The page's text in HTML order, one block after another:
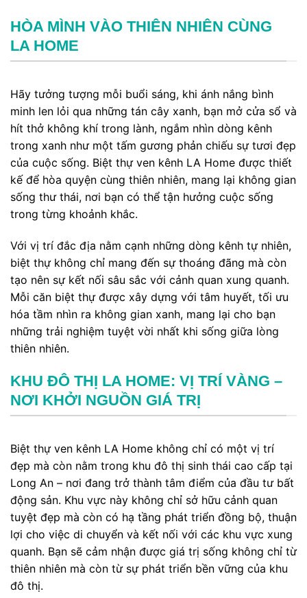
HÒA MÌNH VÀO THIÊN NHIÊN CÙNG
LA HOME
Hãy tưởng tượng mỗi buổi sáng, khi ánh nắng bình
minh len lỏi qua những tán cây xanh, bạn mở cửa sổ và
hít thở không khí trong lành, ngắm nhìn dòng kênh
trong xanh như một tấm gương phản chiếu sự tươi đẹp
của cuộc sống. Biệt thự ven kênh LA Home được thiết
kế để hòa quyện cùng thiên nhiên, mang lại không gian
sống thư thái, nơi bạn có thể tận hưởng cuộc sống
trong từng khoảnh khắc.
Với vị trí đắc địa nằm cạnh những dòng kênh tự nhiên,
biệt thự không chỉ mang đến sự thoáng đãng mà còn
tạo nên sự kết nối sâu sắc với cảnh quan xung quanh.
Mỗi căn biệt thự được xây dựng với tâm huyết, tối ưu
hóa tầm nhìn ra không gian xanh, mang lại cho bạn
những trải nghiệm tuyệt vời nhất khi sống giữa lòng
thiên nhiên.
KHU ĐÔ THỊ LA HOME: VỊ TRÍ VÀNG –
NƠI KHỞI NGUỒN GIÁ TRỊ
Biệt thự ven kênh LA Home không chỉ có một vị trí
đẹp mà còn nằm trong khu đô thị sinh thái cao cấp tại
Long An – nơi đang trở thành tâm điểm của đầu tư bất
động sản. Khu vực này không chỉ sở hữu cảnh quan
tuyệt đẹp mà còn có hạ tầng phát triển đồng bộ, thuận
lợi cho việc di chuyển và kết nối với các khu vực xung
quanh. Bạn sẽ cảm nhận được giá trị sống không chỉ từ
thiên nhiên mà còn từ sự phát triển bền vững của khu
đô thị.